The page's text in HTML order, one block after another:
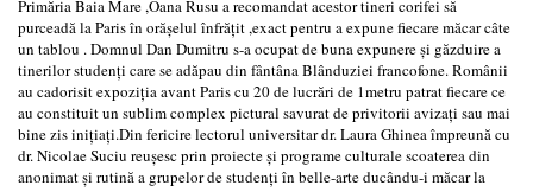
Primăria Baia Mare ,Oana Rusu a recomandat acestor tineri corifei să
purceadă la Paris în orăşelul înfrăţit ,exact pentru a expune fiecare măcar câte
un tablou . Domnul Dan Dumitru s-a ocupat de buna expunere şi găzduire a
tinerilor studenţi care se adăpau din fântâna Blânduziei francofone. Românii
au cadorisit expoziţia avant Paris cu 20 de lucrări de 1metru patrat fiecare ce
au constituit un sublim complex pictural savurat de privitorii avizaţi sau mai
bine zis iniţiaţi.Din fericire lectorul universitar dr. Laura Ghinea împreună cu
dr. Nicolae Suciu reuşesc prin proiecte şi programe culturale scoaterea din
anonimat şi rutină a grupelor de studenţi în belle-arte ducându-i măcar la